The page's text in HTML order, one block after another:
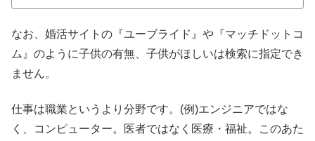
なお、婚活サイトの『ユーブライド』や『マッチドットコ
ム』のように子供の有無、子供がほしいは検索に指定でき
ません。
仕事は職業というより分野です。(例)エンジニアではな
く、コンピューター。医者ではなく医療・福祉。このあた